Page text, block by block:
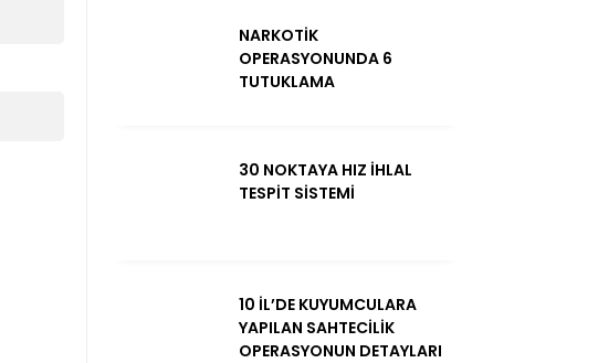
NARKOTİK
OPERASYONUNDA 6
TUTUKLAMA
30 NOKTAYA HIZ İHLAL
TESPİT SİSTEMİ
10 İL’DE KUYUMCULARA
YAPILAN SAHTECİLİK
OPERASYONUN DETAYLARI